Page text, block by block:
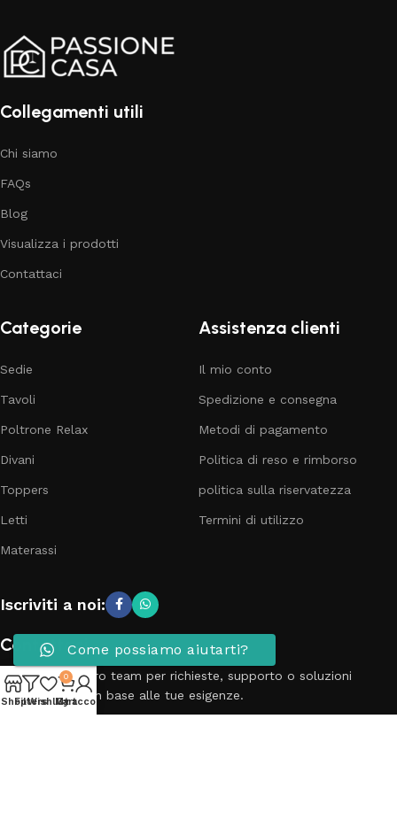
Collegamenti utili
Chi siamo
FAQs
Blog
Visualizza i prodotti
Contattaci
Categorie
Sedie
Tavoli
Poltrone Relax
Divani
Toppers
Letti
Materassi
Assistenza clienti
Il mio conto
Spedizione e consegna
Metodi di pagamento
Politica di reso e rimborso
politica sulla riservatezza
Termini di utilizzo
Iscriviti a noi:
Contattaci
Contatta il nostro team per richieste, supporto o soluzioni
personalizzate in base alle tue esigenze.
ShopFilters
Wishlist
0
Cart
My account
Come possiamo aiutarti?